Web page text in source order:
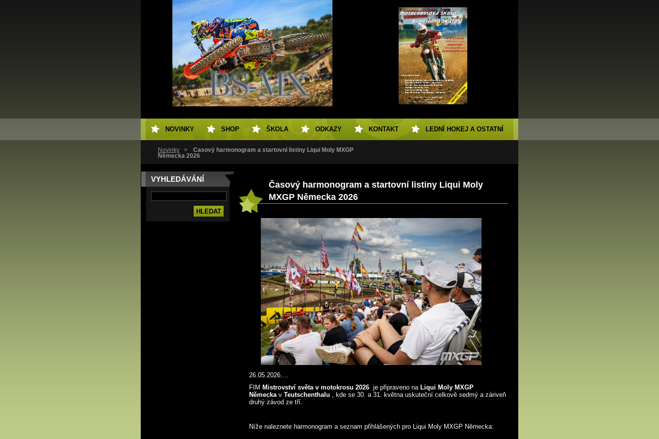
Novinky >
Časový harmonogram a startovní listiny Liqui Moly MXGP
Německa 2026
VYHLEDÁVÁNÍ
Časový harmonogram a startovní listiny Liqui Moly
MXGP Německa 2026
26.05.2026....
FIM Mistrovství světa v motokrosu 2026 je připraveno na Liqui Moly MXGP
Německav Teutschenthalu , kde se 30. a 31. května uskuteční celkově sedmý a záriveň
druhý závod ze tří.
Níže naleznete harmonogram a seznam přihlášených pro Liqui Moly MXGP Německa:
NOVINKY SHOP ŠKOLA ODKAZY KONTAKT LEDNÍ HOKEJ A OSTATNÍ